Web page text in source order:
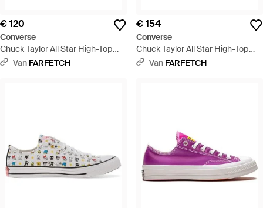
€ 120
Converse
Chuck Taylor All Star High-Top
Sneakers - Blauw
Van FARFETCH
€ 154
Converse
Chuck Taylor All Star High-Top
Sneakers - Blauw
Van FARFETCH